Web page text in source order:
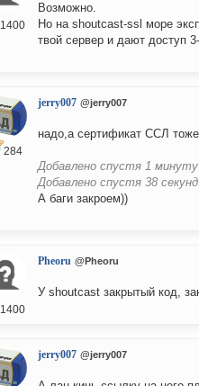
1400
Возможно.
Но на shoutcast-ssl море
твой сервер и дают доступ
284
jerry007 @jerry007
надо,а сертификат ССЛ
Добавлено спустя 1
Добавлено спустя 38
А баги закроем))
1400
Pheoru @Pheoru
У shoutcast закрытый код,
jerry007 @jerry007